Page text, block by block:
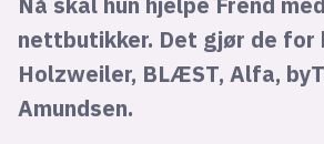
nettbutikker. Det gjør de for
Holzweiler, BLÆST, Alfa,
Amundsen.